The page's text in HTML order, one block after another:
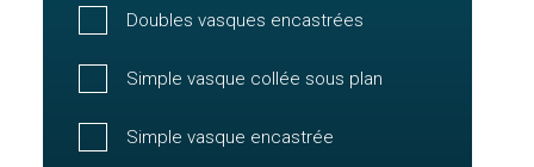
Doubles vasques encastrées
Simple vasque collée sous plan
Simple vasque encastrée